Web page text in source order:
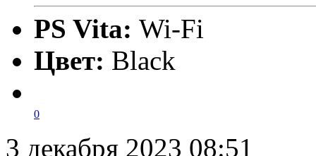
PS Vita: Wi-Fi
Цвет: Black
0
3 декабря 2023 08:51